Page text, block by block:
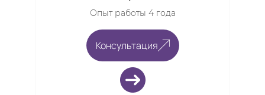
Опыт работы 4 года
Консультация